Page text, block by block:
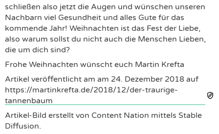
schließen also jetzt die Augen und wünschen unseren
Nachbarn viel Gesundheit und alles Gute für das
kommende Jahr! Weihnachten ist das Fest der Liebe,
also warum sollst du nicht auch die Menschen Lieben,
die um dich sind?
Frohe Weihnachten wünscht euch Martin Krefta
Artikel veröffentlicht am am 24. Dezember 2018 auf
https://martinkrefta.de/2018/12/der-traurige-
tannenbaum
Artikel-Bild erstellt von Content Nation mittels Stable
Diffusion.